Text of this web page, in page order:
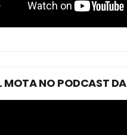
MOTA NO PODCAST